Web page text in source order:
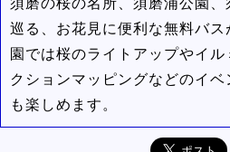
須磨の桜の名所、須磨浦公園
巡る、お花見に便利な無料バ
園では桜のライトアップやイ
クションマッピングなどのイ
も楽しめます。